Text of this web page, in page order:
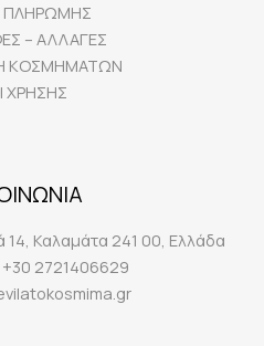
ΠΛΗΡΩΜΗΣ
– ΑΛΛΑΓΕΣ
ΚΟΣΜΗΜΑΤΩΝ
ΧΡΗΣΗΣ
14, Καλαμάτα 241 00, Ελλάδα
+30 2721406629